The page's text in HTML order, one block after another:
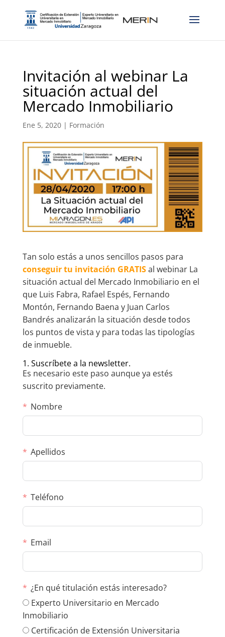
Invitación al webinar La
situación actual del
Mercado Inmobiliario
Ene 5, 2020| Formación
Tan solo estás a unos sencillos pasos para
conseguir tu invitación GRATISal webinar La
situación actual del Mercado Inmobiliario en el
que Luis Fabra, Rafael Espés, Fernando
Montón, Fernando Baena y Juan Carlos
Bandrés analizarán la situación desde todos
los puntos de vista y para todas las tipologías
de inmueble.
1. Suscríbete a la newsletter.
Es necesario este paso aunque ya estés
suscrito previamente.
Nombre
Apellidos
Teléfono
Email
¿En qué titulación estás interesado?
Experto Universitario en Mercado
Inmobiliario
Certificación de Extensión Universitaria